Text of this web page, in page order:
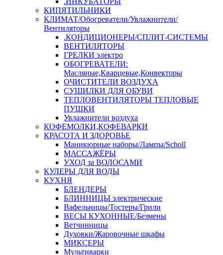
КИПЯТИЛЬНИКИ
КЛИМАТ/Обогреватели/Увлажнители/
Вентиляторы
.КОНДИЦИОНЕРЫ/СПЛИТ-СИСТЕМЫ
ВЕНТИЛЯТОРЫ
ГРЕЛКИ электро
ОБОГРЕВАТЕЛИ:
Масляные,Кварцевые,Конвекторы
ОЧИСТИТЕЛИ ВОЗДУХА
СУШИЛКИ ДЛЯ ОБУВИ
ТЕПЛОВЕНТИЛЯТОРЫ ТЕПЛОВЫЕ
ПУШКИ
Увлажнители воздуха
КОФЕМОЛКИ,КОФЕВАРКИ
КРАСОТА И ЗДОРОВЬЕ
Маникюрные наборы/Лампы/Scholl
МАССАЖЁРЫ
УХОД за ВОЛОСАМИ
КУЛЕРЫ ДЛЯ ВОДЫ
КУХНЯ
БЛЕНДЕРЫ
БЛИННИЦЫ электрические
Вафельницы/Тостеры/Грили
ВЕСЫ КУХОННЫЕ/Безмены
Ветчинницы
Духовки/Жаровочные шкафы
МИКСЕРЫ
Мультиварки